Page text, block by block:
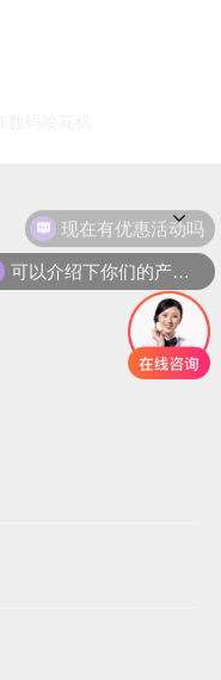
可以介绍下你们的产品么
现在有优惠活动吗